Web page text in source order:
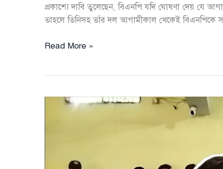
প্রকাশ্যে দাবি তুলেছেন, বিএনপি যদি ঘোষণা দেয় যে
তাহলে তিনিসহ তাঁর দল আগামীকাল থেকেই বিএনপিকে
কোরআনের
দিলে
পরওয়ারের
Read More »